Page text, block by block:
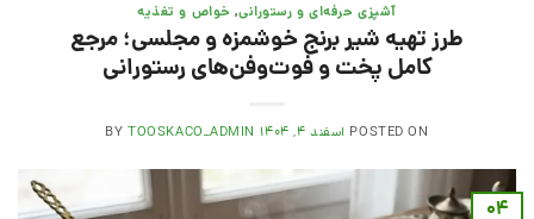
آشپزی حرفه‌ای و رستورانی, خواص و تغذیه
طرز تهیه شیر برنج خوشمزه و مجلسی؛ مرجع
کامل پخت و فوت‌وفن‌های رستورانی
POSTED ON اسفند ۴, ۱۴۰۴ BYTOOSKACO_ADMIN
۰۴